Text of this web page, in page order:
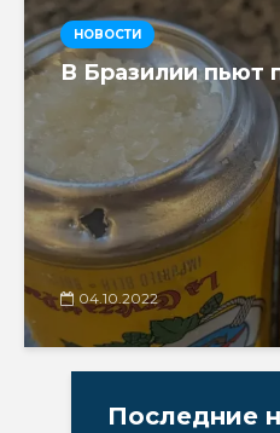
НОВОСТИ
В Бразилии пьют
04.10.2022
Последние